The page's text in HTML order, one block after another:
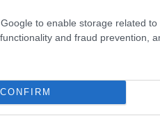
to enable storage related to
and fraud prevention,
CONFIRM
biztosan akad majd előbb-
a csatlakozom
A
illetve értesítést is kapsz a
te is tudsz